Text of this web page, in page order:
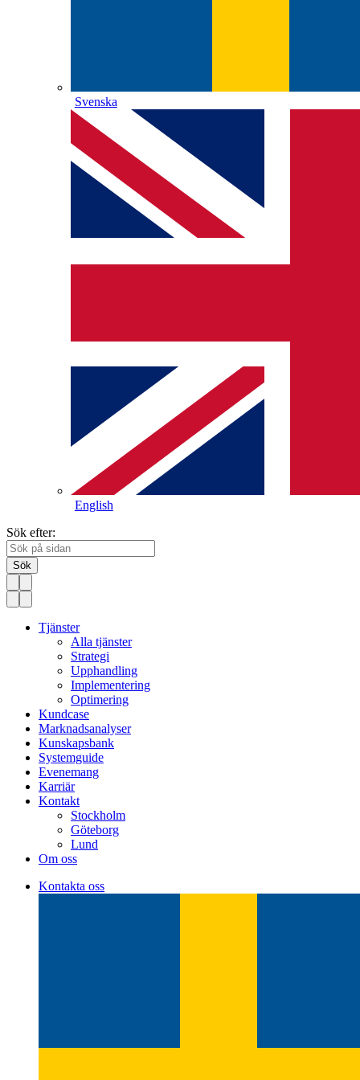
Svenska
English
Sök efter:
Sök
Tjänster
Alla tjänster
Strategi
Upphandling
Implementering
Optimering
Kundcase
Marknadsanalyser
Kunskapsbank
Systemguide
Evenemang
Karriär
Kontakt
Stockholm
Göteborg
Lund
Om oss
Kontakta oss